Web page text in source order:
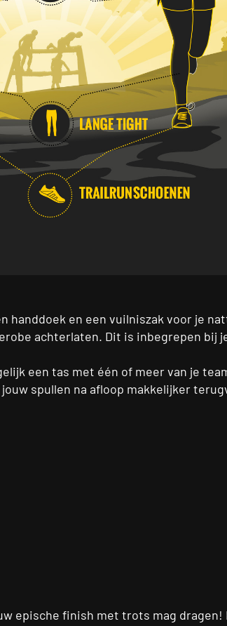
handdoek en een vuilniszak voor je
achterlaten. Dit is inbegrepen bij
een tas met één of meer van je
spullen na afloop makkelijker
epische finish met trots mag dragen!